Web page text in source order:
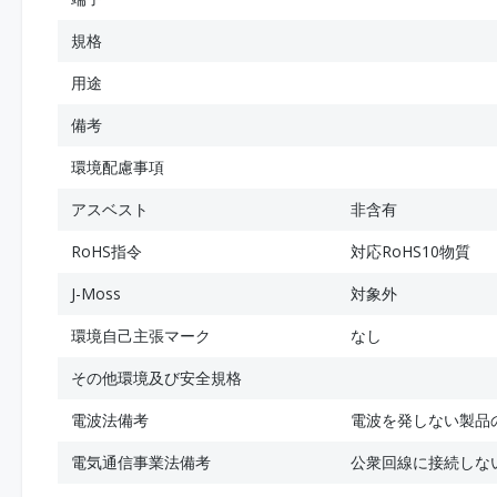
規格
用途
備考
環境配慮事項
アスベスト
非含有
RoHS指令
対応RoHS10物質
J-Moss
対象外
環境自己主張マーク
なし
その他環境及び安全規格
電波法備考
電波を発しない製品
電気通信事業法備考
公衆回線に接続しな